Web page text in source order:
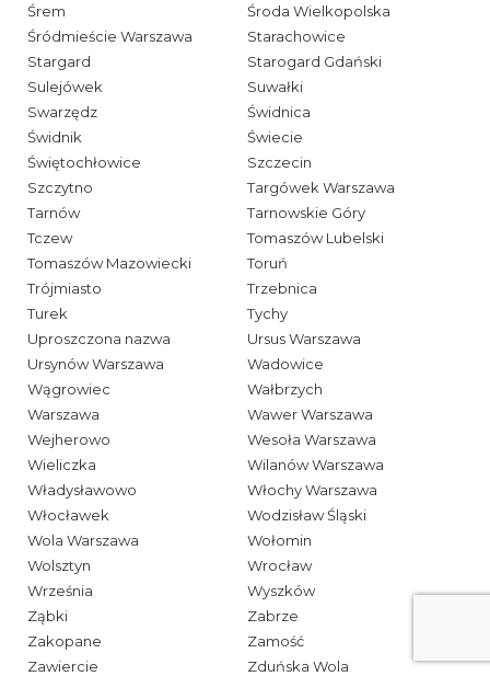
Śrem
Środa Wielkopolska
Śródmieście Warszawa
Starachowice
Stargard
Starogard Gdański
Sulejówek
Suwałki
Swarzędz
Świdnica
Świdnik
Świecie
Świętochłowice
Szczecin
Szczytno
Targówek Warszawa
Tarnów
Tarnowskie Góry
Tczew
Tomaszów Lubelski
Tomaszów Mazowiecki
Toruń
Trójmiasto
Trzebnica
Turek
Tychy
Uproszczona nazwa
Ursus Warszawa
Ursynów Warszawa
Wadowice
Wągrowiec
Wałbrzych
Warszawa
Wawer Warszawa
Wejherowo
Wesoła Warszawa
Wieliczka
Wilanów Warszawa
Władysławowo
Włochy Warszawa
Włocławek
Wodzisław Śląski
Wola Warszawa
Wołomin
Wolsztyn
Wrocław
Września
Wyszków
Ząbki
Zabrze
Zakopane
Zamość
Zawiercie
Zduńska Wola